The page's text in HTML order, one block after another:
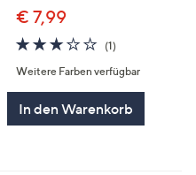
€ 7,99
3.0
von
5
(1)
Weitere Farben verfügbar
In den Warenkorb